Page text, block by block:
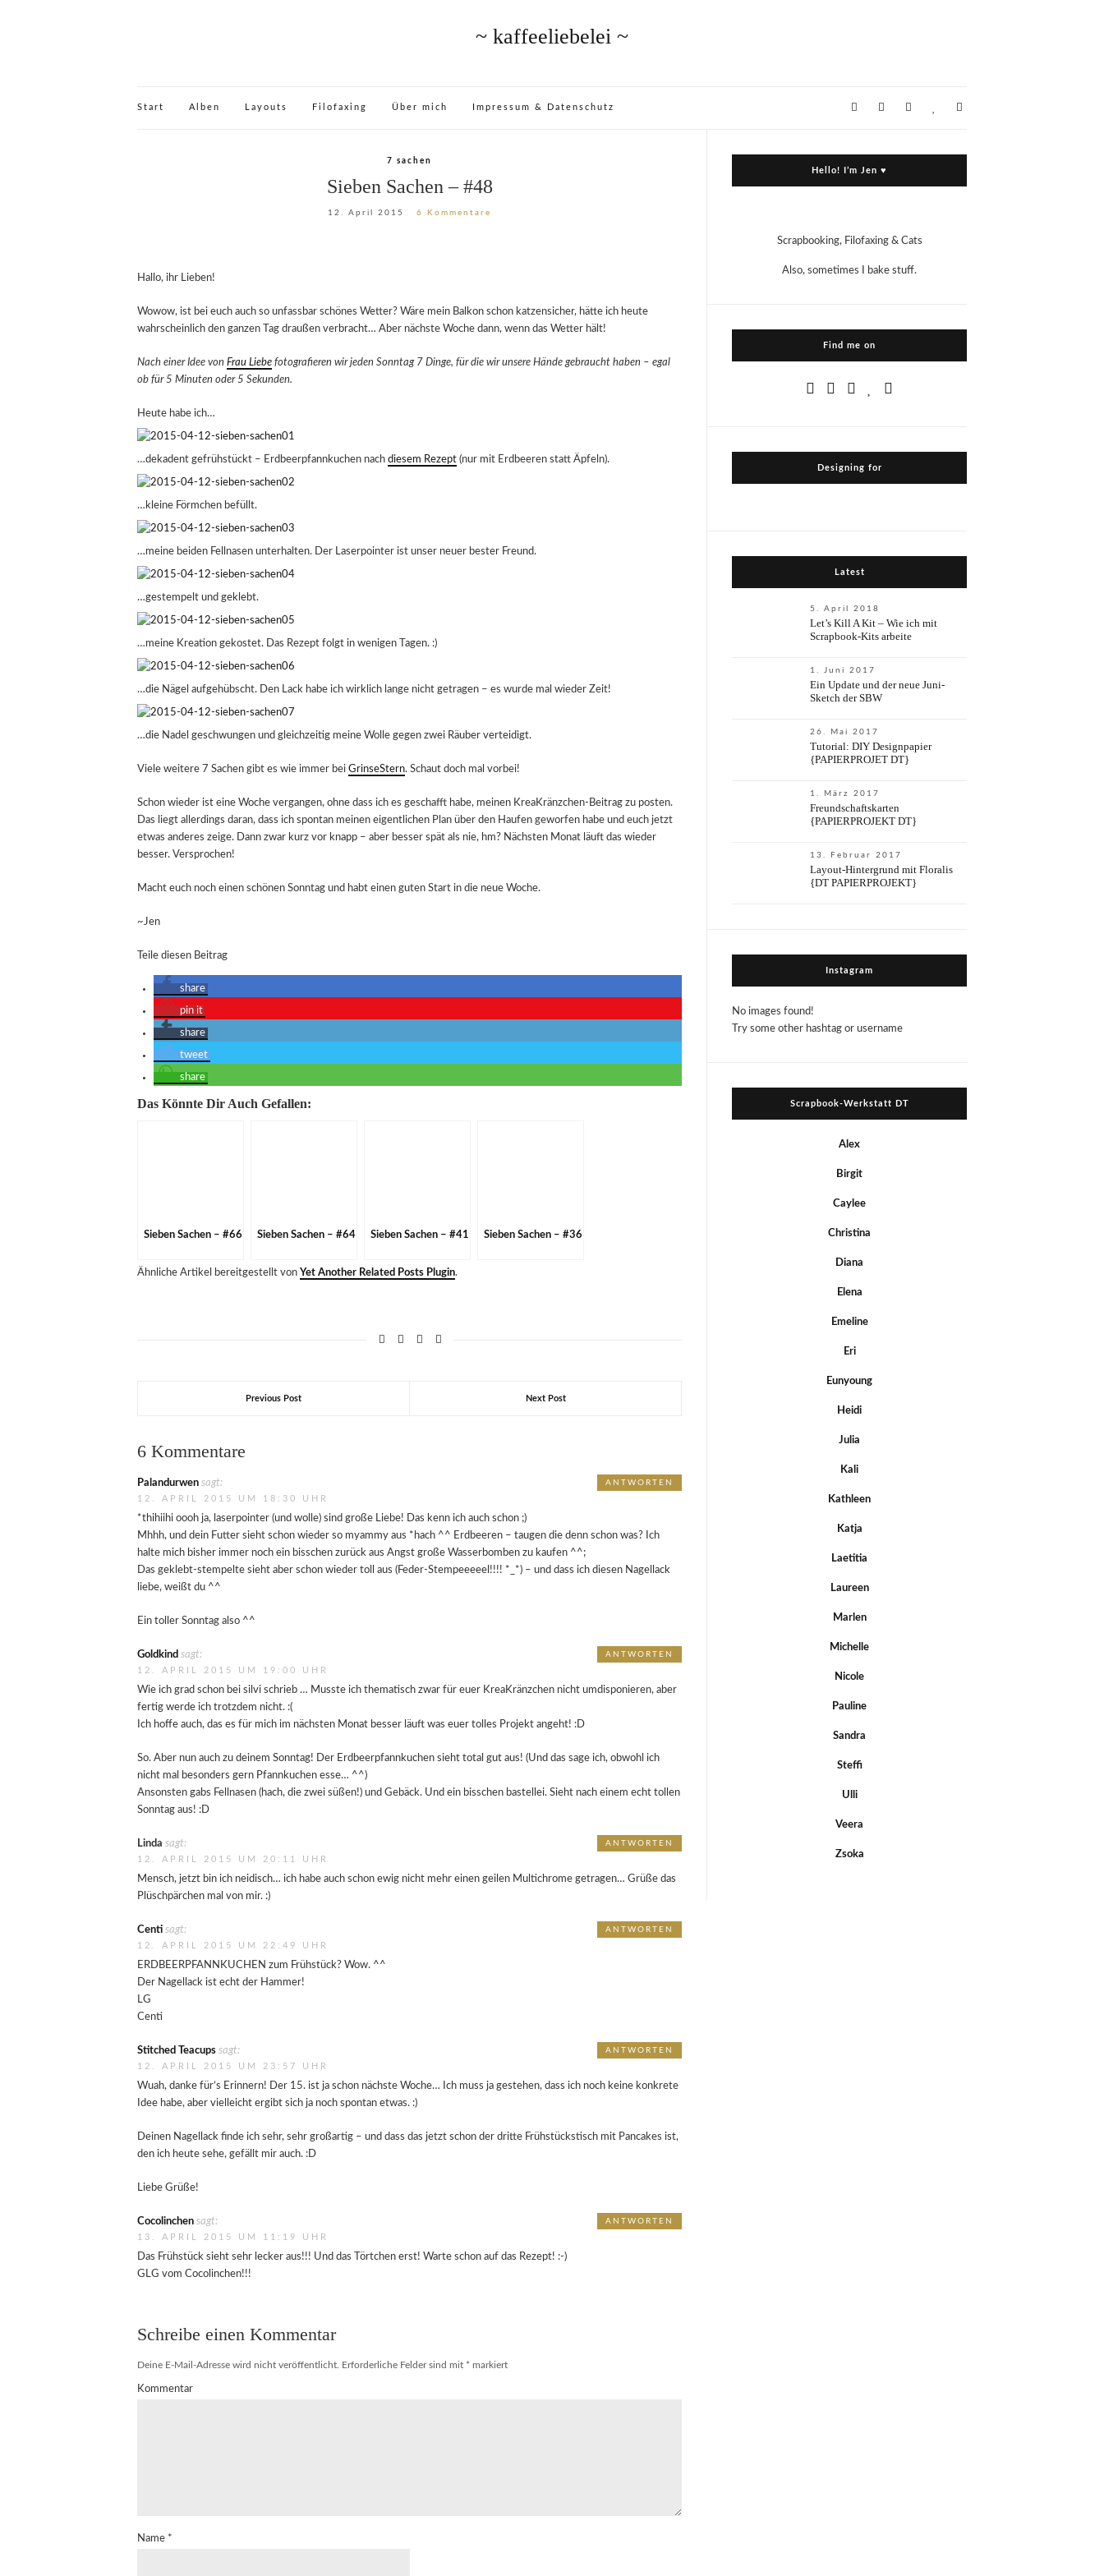
~ kaffeeliebelei ~
Start Alben Layouts Filofaxing Über mich Impressum & Datenschutz
7 sachen
Sieben Sachen – #48
12. April 2015 6 Kommentare
Hallo, ihr Lieben!
Wowow, ist bei euch auch so unfassbar schönes Wetter? Wäre mein Balkon schon katzensicher, hätte ich heute
wahrscheinlich den ganzen Tag draußen verbracht… Aber nächste Woche dann, wenn das Wetter hält!
Nach einer Idee von Frau Liebe fotografieren wir jeden Sonntag 7 Dinge, für die wir unsere Hände gebraucht haben – egal
ob für 5 Minuten oder 5 Sekunden.
Heute habe ich…
…dekadent gefrühstückt – Erdbeerpfannkuchen nach diesem Rezept (nur mit Erdbeeren statt Äpfeln).
…kleine Förmchen befüllt.
…meine beiden Fellnasen unterhalten. Der Laserpointer ist unser neuer bester Freund.
…gestempelt und geklebt.
…meine Kreation gekostet. Das Rezept folgt in wenigen Tagen. :)
…die Nägel aufgehübscht. Den Lack habe ich wirklich lange nicht getragen – es wurde mal wieder Zeit!
…die Nadel geschwungen und gleichzeitig meine Wolle gegen zwei Räuber verteidigt.
Viele weitere 7 Sachen gibt es wie immer bei GrinseStern. Schaut doch mal vorbei!
Schon wieder ist eine Woche vergangen, ohne dass ich es geschafft habe, meinen KreaKränzchen-Beitrag zu posten.
Das liegt allerdings daran, dass ich spontan meinen eigentlichen Plan über den Haufen geworfen habe und euch jetzt
etwas anderes zeige. Dann zwar kurz vor knapp – aber besser spät als nie, hm? Nächsten Monat läuft das wieder
besser. Versprochen!
Macht euch noch einen schönen Sonntag und habt einen guten Start in die neue Woche.
~Jen
Teile diesen Beitrag
share
pin it
share
tweet
share
Das Könnte Dir Auch Gefallen:
Sieben Sachen – #66 Sieben Sachen – #64 Sieben Sachen – #41 Sieben Sachen – #36
Ähnliche Artikel bereitgestellt von Yet Another Related Posts Plugin.
Previous Post Next Post
6 Kommentare
Palandurwen sagt:
12. APRIL 2015 UM 18:30 UHR
*thihiihi oooh ja, laserpointer (und wolle) sind große Liebe! Das kenn ich auch schon ;)
Mhhh, und dein Futter sieht schon wieder so myammy aus *hach ^^ Erdbeeren – taugen die denn schon was? Ich
halte mich bisher immer noch ein bisschen zurück aus Angst große Wasserbomben zu kaufen ^^;
Das geklebt-stempelte sieht aber schon wieder toll aus (Feder-Stempeeeeel!!!! *_*) – und dass ich diesen Nagellack
liebe, weißt du ^^
Ein toller Sonntag also ^^
ANTWORTEN
Goldkind sagt:
12. APRIL 2015 UM 19:00 UHR
Wie ich grad schon bei silvi schrieb … Musste ich thematisch zwar für euer KreaKränzchen nicht umdisponieren, aber
fertig werde ich trotzdem nicht. :(
Ich hoffe auch, das es für mich im nächsten Monat besser läuft was euer tolles Projekt angeht! :D
So. Aber nun auch zu deinem Sonntag! Der Erdbeerpfannkuchen sieht total gut aus! (Und das sage ich, obwohl ich
nicht mal besonders gern Pfannkuchen esse… ^^)
Ansonsten gabs Fellnasen (hach, die zwei süßen!) und Gebäck. Und ein bisschen bastellei. Sieht nach einem echt tollen
Sonntag aus! :D
ANTWORTEN
Linda sagt:
12. APRIL 2015 UM 20:11 UHR
Mensch, jetzt bin ich neidisch… ich habe auch schon ewig nicht mehr einen geilen Multichrome getragen… Grüße das
Plüschpärchen mal von mir. :)
ANTWORTEN
Centi sagt:
12. APRIL 2015 UM 22:49 UHR
ERDBEERPFANNKUCHEN zum Frühstück? Wow. ^^
Der Nagellack ist echt der Hammer!
LG
Centi
ANTWORTEN
Stitched Teacups sagt:
12. APRIL 2015 UM 23:57 UHR
Wuah, danke für’s Erinnern! Der 15. ist ja schon nächste Woche… Ich muss ja gestehen, dass ich noch keine konkrete
Idee habe, aber vielleicht ergibt sich ja noch spontan etwas. :)
Deinen Nagellack finde ich sehr, sehr großartig – und dass das jetzt schon der dritte Frühstückstisch mit Pancakes ist,
den ich heute sehe, gefällt mir auch. :D
Liebe Grüße!
ANTWORTEN
Cocolinchen sagt:
13. APRIL 2015 UM 11:19 UHR
Das Frühstück sieht sehr lecker aus!!! Und das Törtchen erst! Warte schon auf das Rezept! :-)
GLG vom Cocolinchen!!!
ANTWORTEN
Schreibe einen Kommentar
Deine E-Mail-Adresse wird nicht veröffentlicht. Erforderliche Felder sind mit * markiert
Kommentar
Name *
Hello! I’m Jen ♥
Scrapbooking, Filofaxing & Cats
Also, sometimes I bake stuff.
Find me on
Designing for
Latest
5. April 2018
Let’s Kill A Kit – Wie ich mit
Scrapbook-Kits arbeite
1. Juni 2017
Ein Update und der neue Juni-
Sketch der SBW
26. Mai 2017
Tutorial: DIY Designpapier
{PAPIERPROJET DT}
1. März 2017
Freundschaftskarten
{PAPIERPROJEKT DT}
13. Februar 2017
Layout-Hintergrund mit Floralis
{DT PAPIERPROJEKT}
Instagram
No images found!
Try some other hashtag or username
Scrapbook-Werkstatt DT
Alex
Birgit
Caylee
Christina
Diana
Elena
Emeline
Eri
Eunyoung
Heidi
Julia
Kali
Kathleen
Katja
Laetitia
Laureen
Marlen
Michelle
Nicole
Pauline
Sandra
Steffi
Ulli
Veera
Zsoka